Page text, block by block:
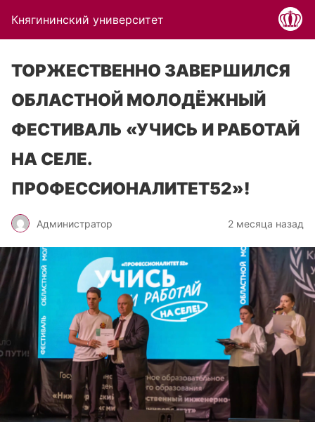
Княгининский университет
ТОРЖЕСТВЕННО ЗАВЕРШИЛСЯ
ОБЛАСТНОЙ МОЛОДЁЖНЫЙ
ФЕСТИВАЛЬ «УЧИСЬ И РАБОТАЙ
НА СЕЛЕ.
ПРОФЕССИОНАЛИТЕТ52»!
Администратор 2 месяца назад